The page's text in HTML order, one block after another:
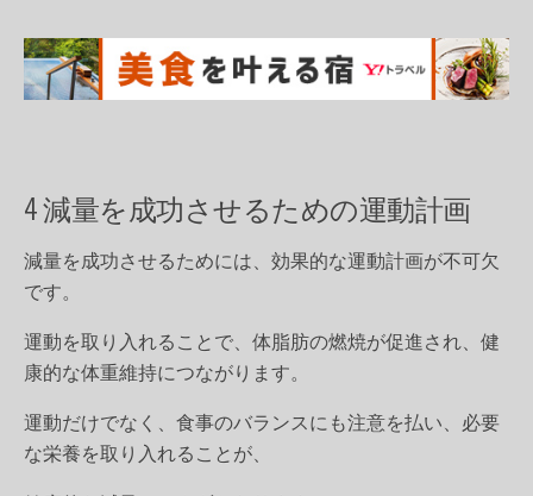
4 減量を成功させるための運動計画
減量を成功させるためには、効果的な運動計画が不可欠
です。
運動を取り入れることで、体脂肪の燃焼が促進され、健
康的な体重維持につながります。
運動だけでなく、食事のバランスにも注意を払い、必要
な栄養を取り入れることが、